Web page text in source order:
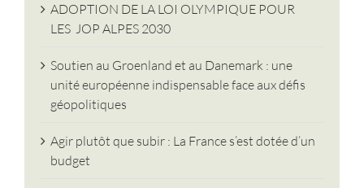
ADOPTION DE LA LOI OLYMPIQUE POUR
LES JOP ALPES 2030
Soutien au Groenland et au Danemark : une
unité européenne indispensable face aux défis
géopolitiques
Agir plutôt que subir : La France s’est dotée d’un
budget